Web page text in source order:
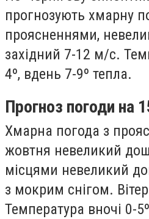
прогнозують хмарну
проясненнями,
західний 7-12 м/с.
4º, вдень 7-9º тепла.
Прогноз погоди на
Хмарна погода з
жовтня невеликий
місцями невеликий
з мокрим снігом.
Температура вночі 0-